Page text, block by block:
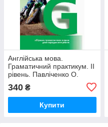
Англійська мова.
Граматичний практикум. ІІ
рівень. Павліченко О.
340 ₴
Купити